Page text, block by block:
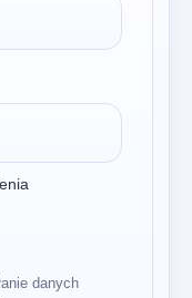
danych